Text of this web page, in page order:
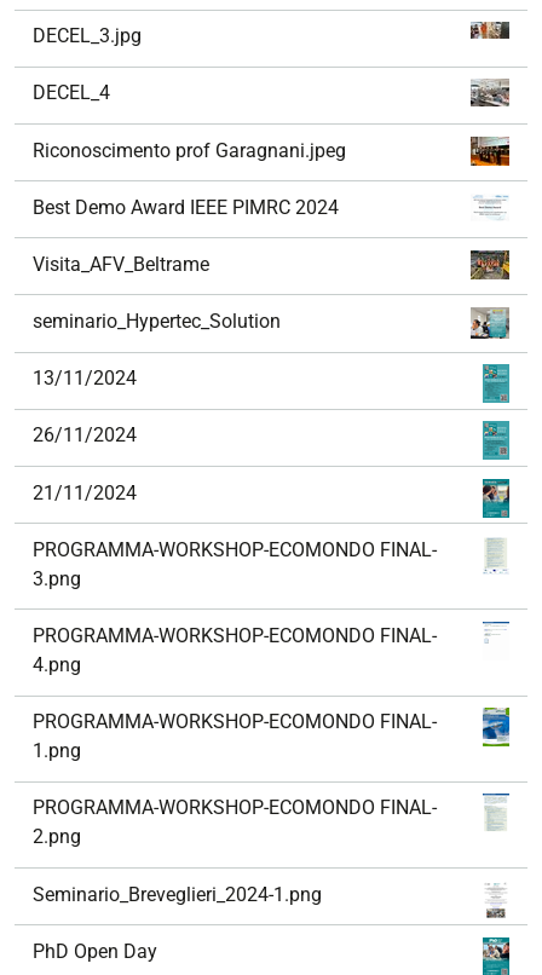
DECEL_3.jpg
DECEL_4
Riconoscimento prof Garagnani.jpeg
Best Demo Award IEEE PIMRC 2024
Visita_AFV_Beltrame
seminario_Hypertec_Solution
13/11/2024
26/11/2024
21/11/2024
PROGRAMMA-WORKSHOP-ECOMONDO FINAL-
3.png
PROGRAMMA-WORKSHOP-ECOMONDO FINAL-
4.png
PROGRAMMA-WORKSHOP-ECOMONDO FINAL-
1.png
PROGRAMMA-WORKSHOP-ECOMONDO FINAL-
2.png
Seminario_Breveglieri_2024-1.png
PhD Open Day